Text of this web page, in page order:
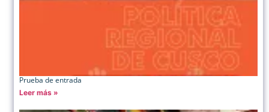
Prueba de entrada
Leer más »